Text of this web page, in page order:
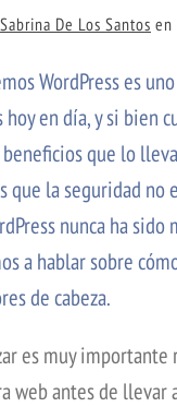
Sabrina De Los Santos en
WordPress es
hoy en día, y si bien
que lo
que la seguridad no
nunca ha sido
a hablar sobre
de cabeza.
es muy importante
web antes de llevar